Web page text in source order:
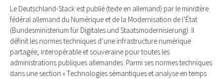
Le Deutschland-Stack est publié (texte en allemand) par le ministère
fédéral allemand du Numérique et de la Modernisation de l’État
(Bundesministerium für Digitales und Staatsmodernisierung). Il
définit les normes techniques d’une infrastructure numérique
partagée, interopérable et souveraine pour toutes les
administrations publiques allemandes. Parmi ses normes techniques
dans une section « Technologies sémantiques et analyse en temps